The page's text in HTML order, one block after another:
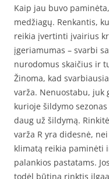
Kaip jau buvo
medžiagų. Renkantis,
reikia įvertinti įvairius
įgeriamumas – svarbi
nurodomus skaičius ir
Žinoma, kad
varža. Nenuostabu, juk
kurioje šildymo
daug už šildymą.
varža R yra didesnė,
klimatą reikia paminėti
palankios pastatams.
todėl būtina rinktis